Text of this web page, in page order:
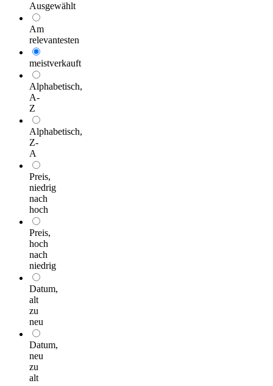
Ausgewählt
Am
relevantesten
meistverkauft
Alphabetisch,
A-
Z
Alphabetisch,
Z-
A
Preis,
niedrig
nach
hoch
Preis,
hoch
nach
niedrig
Datum,
alt
zu
neu
Datum,
neu
zu
alt